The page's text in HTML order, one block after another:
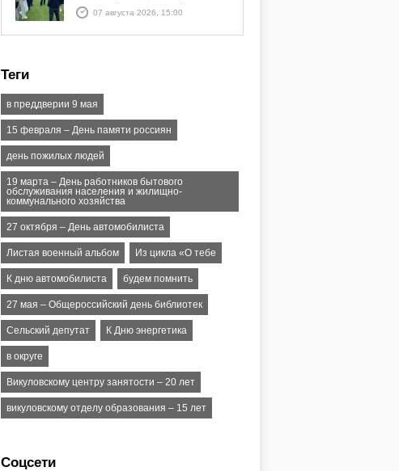
азартный час дня — Спортчас
07 августа 2026, 15:00
Теги
в преддверии 9 мая
15 февраля – День памяти россиян
день пожилых людей
19 марта – День работников бытового
обслуживания населения и жилищно-
коммунального хозяйства
27 октября – День автомобилиста
Листая военный альбом Из цикла «О тебе
К дню автомобилиста будем помнить
27 мая – Общероссийский день библиотек
Сельский депутат К Дню энергетика
в округе
Викуловскому центру занятости – 20 лет
викуловскому отделу образования – 15 лет
Соцсети